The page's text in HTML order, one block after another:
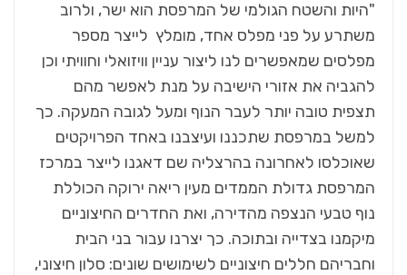
"היות והשטח הגולמי של המרפסת הוא ישר, ולרוב
משתרע על פני מפלס אחד, מומלץ לייצר מספר
מפלסים שמאפשרים לנו ליצור עניין וויזואלי וחוויתי וכן
להגביה את אזורי הישיבה על מנת לאפשר מהם
תצפית טובה יותר לעבר הנוף ומעל לגובה המעקה. כך
למשל במרפסת שתכננו ועיצבנו באחד הפרויקטים
שאוכלסו לאחרונה בהרצליה שם דאגנו לייצר במרכז
המרפסת גדולת הממדים מעין ריאה ירוקה הכוללת
נוף טבעי הנצפה מהדירה, ואת החדרים החיצוניים
מיקמנו בצדייה ובתוכה. כך יצרנו עבור בני הבית
וחבריהם חללים חיצוניים לשימושים שונים: סלון חיצוני,